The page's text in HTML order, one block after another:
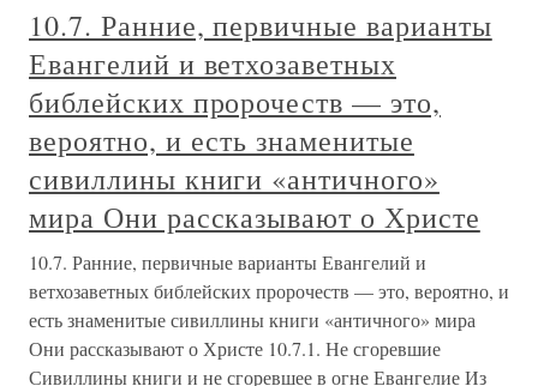
10.7. Ранние, первичные варианты
Евангелий и ветхозаветных
библейских пророчеств — это,
вероятно, и есть знаменитые
сивиллины книги «античного»
мира Они рассказывают о Христе
10.7. Ранние, первичные варианты Евангелий и
ветхозаветных библейских пророчеств — это, вероятно, и
есть знаменитые сивиллины книги «античного» мира
Они рассказывают о Христе 10.7.1. Не сгоревшие
Сивиллины книги и не сгоревшее в огне Евангелие Из